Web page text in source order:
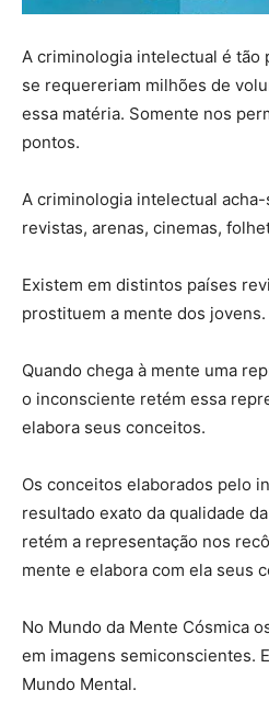
A criminologia intelectual é tão
se requereriam milhões de
essa matéria. Somente nos
pontos.
A criminologia intelectual
revistas, arenas, cinemas,
Existem em distintos países
prostituem a mente dos jovens.
Quando chega à mente uma
o inconsciente retém essa
elabora seus conceitos.
Os conceitos elaborados pelo
resultado exato da qualidade
retém a representação nos
mente e elabora com ela seus
No Mundo da Mente Cósmica
em imagens semiconscientes.
Mundo Mental.